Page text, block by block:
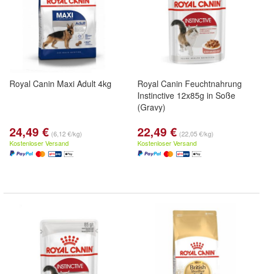
Royal Canin Maxi Adult 4kg
24,49 € (6,12 €/kg)
Kostenloser Versand
Royal Canin Feuchtnahrung
Instinctive 12x85g in Soße
(Gravy)
22,49 € (22,05 €/kg)
Kostenloser Versand